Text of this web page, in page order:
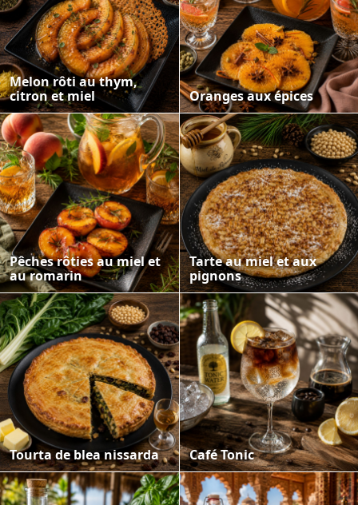
Melon rôti au thym,
citron et miel
Oranges aux épices
Pêches rôties au miel et
au romarin
Tarte au miel et aux
pignons
Tourta de blea nissarda Café Tonic